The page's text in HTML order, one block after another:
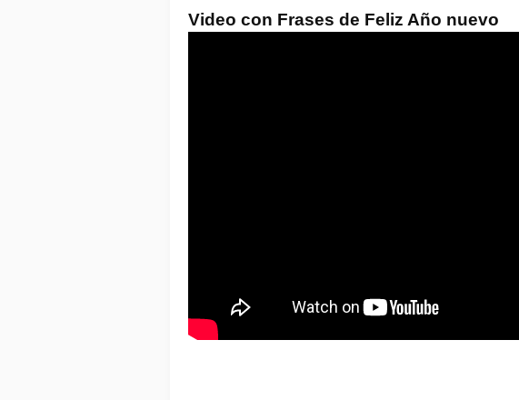
Video con Frases de Feliz Año nuevo